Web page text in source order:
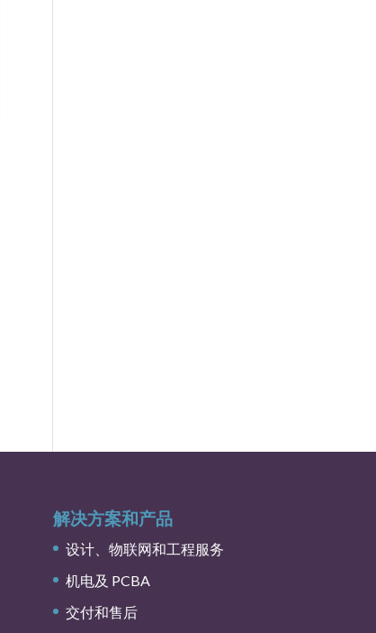
解决方案和产品
设计、物联网和工程服务
机电及 PCBA
交付和售后